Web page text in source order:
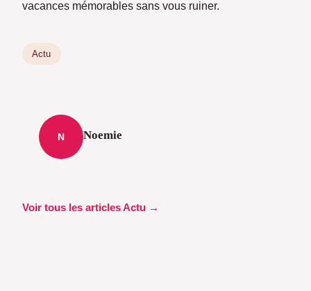
vacances mémorables sans vous ruiner.
Actu
N Noemie
Voir tous les articles Actu →